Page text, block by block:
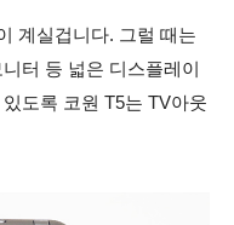
계실겁니다. 그럴 때는
터 등 넓은 디스플레이
도록 코원 T5는 TV아웃